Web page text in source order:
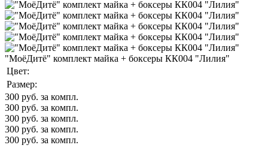
"МоёДитё" комплект майка + боксеры КК004 "Лилия"
Цвет:
Размер:
300 руб. за компл.
300 руб. за компл.
300 руб. за компл.
300 руб. за компл.
300 руб. за компл.